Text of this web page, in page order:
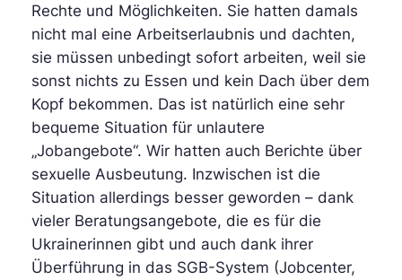
Rechte und Möglichkeiten. Sie hatten damals
nicht mal eine Arbeitserlaubnis und dachten,
sie müssen unbedingt sofort arbeiten, weil sie
sonst nichts zu Essen und kein Dach über dem
Kopf bekommen. Das ist natürlich eine sehr
bequeme Situation für unlautere
„Jobangebote“. Wir hatten auch Berichte über
sexuelle Ausbeutung. Inzwischen ist die
Situation allerdings besser geworden – dank
vieler Beratungsangebote, die es für die
Ukrainerinnen gibt und auch dank ihrer
Überführung in das SGB-System (Jobcenter,